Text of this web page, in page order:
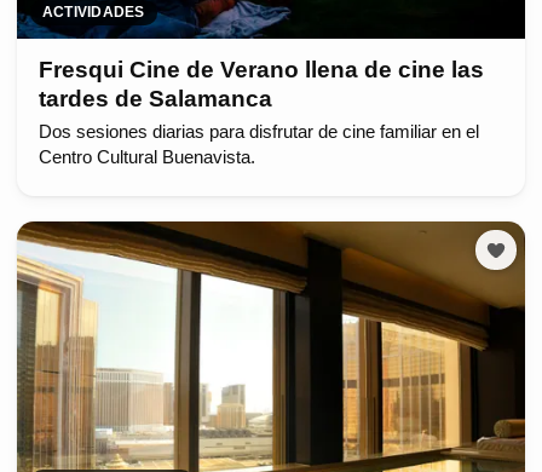
ACTIVIDADES
Fresqui Cine de Verano llena de cine las
tardes de Salamanca
Dos sesiones diarias para disfrutar de cine familiar en el
Centro Cultural Buenavista.